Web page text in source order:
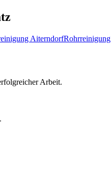
AiterndorfRohrreinigung
Arbeit.